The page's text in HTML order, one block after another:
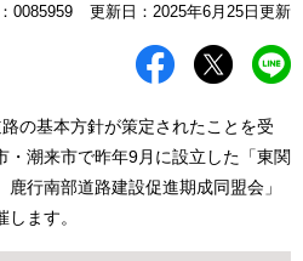
0085959 更新日：2025年6月25日更新
の基本方針が策定されたことを受
・潮来市で昨年9月に設立した「東関
行南部道路建設促進期成同盟会」
ます。